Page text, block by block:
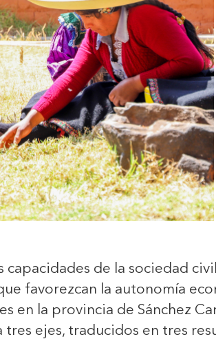
de la sociedad
favorezcan la autonomía
en la provincia de Sánchez
tres ejes, traducidos en tres